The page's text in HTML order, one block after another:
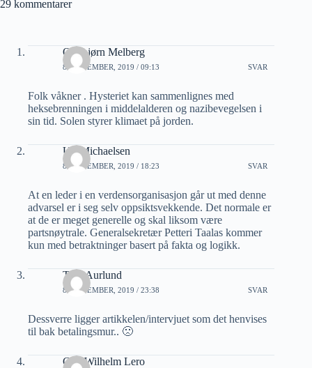
29 kommentarer
Oddbjørn Melberg
8 SEPTEMBER, 2019 / 09:13 SVAR
Folk våkner . Hysteriet kan sammenlignes med
heksebrenningen i middelalderen og nazibevegelsen i
sin tid. Solen styrer klimaet på jorden.
Ulf Michaelsen
8 SEPTEMBER, 2019 / 18:23 SVAR
At en leder i en verdensorganisasjon går ut med denne
advarsel er i seg selv oppsiktsvekkende. Det normale er
at de er meget generelle og skal liksom være
partsnøytrale. Generalsekretær Petteri Taalas kommer
kun med betraktninger basert på fakta og logikk.
Tom Aurlund
8 SEPTEMBER, 2019 / 23:38 SVAR
Dessverre ligger artikkelen/intervjuet som det henvises
til bak betalingsmur.. 🙁
Carl Wilhelm Lero